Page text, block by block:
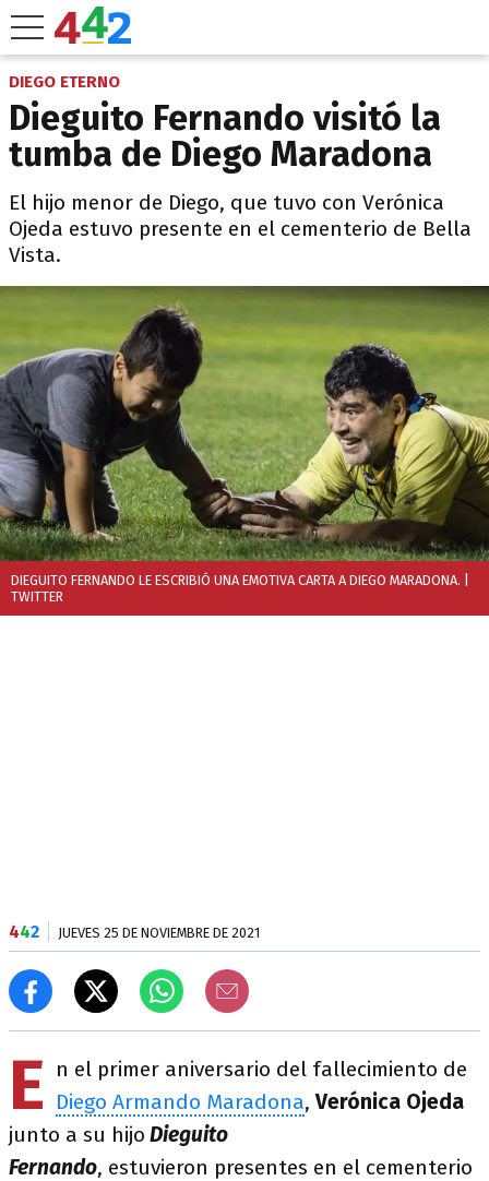
DIEGO ETERNO
Dieguito Fernando visitó la
tumba de Diego Maradona
El hijo menor de Diego, que tuvo con Verónica
Ojeda estuvo presente en el cementerio de Bella
Vista.
DIEGUITO FERNANDO LE ESCRIBIÓ UNA EMOTIVA CARTA A DIEGO MARADONA.
TWITTER
442 JUEVES 25 DE NOVIEMBRE DE 2021
E
n el primer aniversario del fallecimiento de
Diego Armando Maradona,Verónica Ojeda
junto a su hijo Dieguito
Fernando, estuvieron presentes en el cementerio